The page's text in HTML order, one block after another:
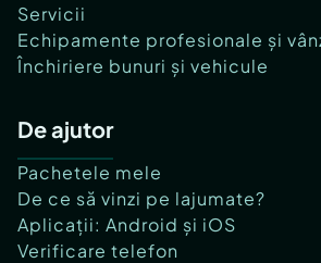
Servicii
Echipamente profesionale și
Închiriere bunuri și vehicule
De ajutor
Pachetele mele
De ce să vinzi pe lajumate?
Aplicații: Android și iOS
Verificare telefon